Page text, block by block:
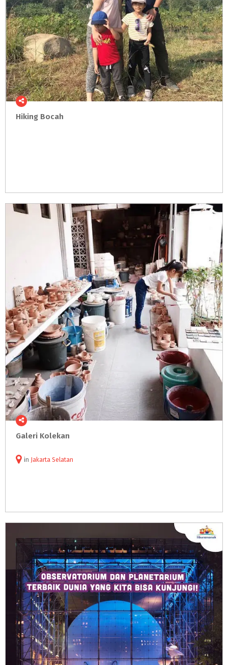
Hiking Bocah
Galeri Kolekan
in Jakarta Selatan